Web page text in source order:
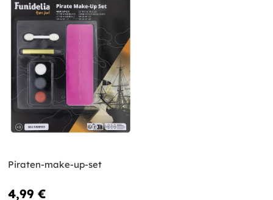
Piraten-make-up-set
4,99 €